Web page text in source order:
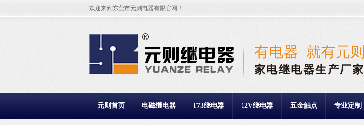
欢迎来到东莞市元则电器有限官网！
有电器 就有元则
家电继电器生产厂家
元则首页 电磁继电器 T73继电器 12V继电器 五金触点 专业定制